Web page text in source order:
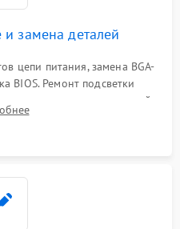
и замена деталей
цепи питания, замена BGA-
BIOS. Ремонт подсветки
накопителя на скоростной
модулей памяти.